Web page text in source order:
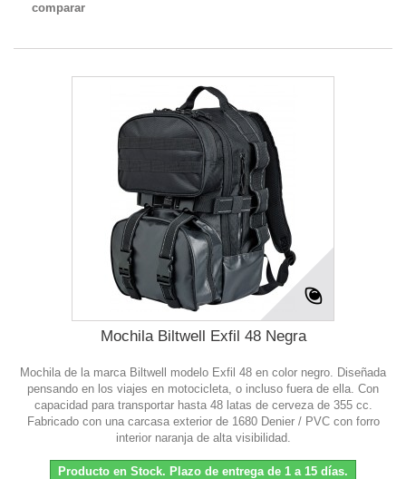
comparar
Mochila Biltwell Exfil 48 Negra
Mochila de la marca Biltwell modelo Exfil 48 en color negro. Diseñada
pensando en los viajes en motocicleta, o incluso fuera de ella. Con
capacidad para transportar hasta 48 latas de cerveza de 355 cc.
Fabricado con una carcasa exterior de 1680 Denier / PVC con forro
interior naranja de alta visibilidad.
Producto en Stock. Plazo de entrega de 1 a 15 días.